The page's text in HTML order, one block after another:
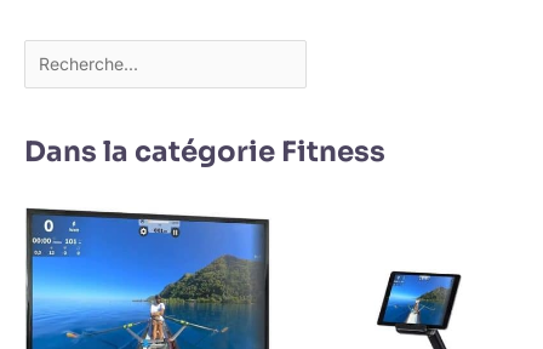
Dans la catégorie Fitness